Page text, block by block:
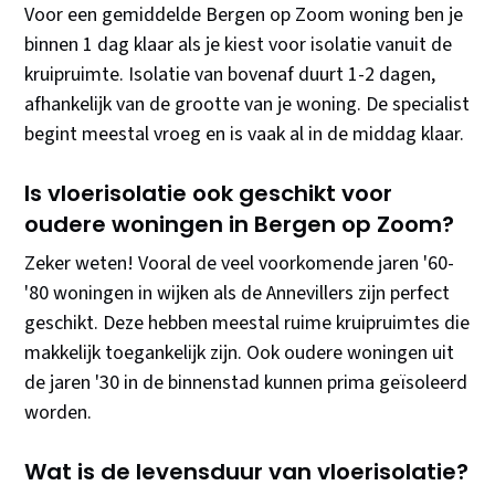
Voor een gemiddelde Bergen op Zoom woning ben je
binnen 1 dag klaar als je kiest voor isolatie vanuit de
kruipruimte. Isolatie van bovenaf duurt 1-2 dagen,
afhankelijk van de grootte van je woning. De specialist
begint meestal vroeg en is vaak al in de middag klaar.
Is vloerisolatie ook geschikt voor
oudere woningen in Bergen op Zoom?
Zeker weten! Vooral de veel voorkomende jaren '60-
'80 woningen in wijken als de Annevillers zijn perfect
geschikt. Deze hebben meestal ruime kruipruimtes die
makkelijk toegankelijk zijn. Ook oudere woningen uit
de jaren '30 in de binnenstad kunnen prima geïsoleerd
worden.
Wat is de levensduur van vloerisolatie?